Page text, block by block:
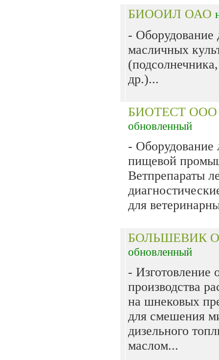
БИООИЛ ОАО
- Оборудование
масличных
др.)...
БИОТЕСТ
обновленный
- Оборудование
пищевой
Ветпрепараты
для
БОЛЬШЕВИК
обновленный
- Изготовление
производства
на шнековых
для смешения
дизельного
маслом...